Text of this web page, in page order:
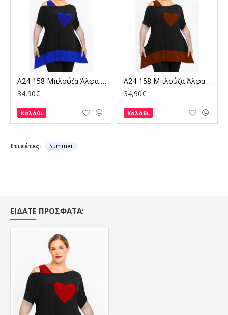
A24-158 Μπλούζα Άλφα με Καρδιά - Μπλε Ρουά
34,90€
Καλάθι
A24-158 Μπλούζα Άλφα με Καρδιά - Καφέ
34,90€
Καλάθι
Ετικέτες: Summer
ΕΙΔΑΤΕ ΠΡΟΣΦΑΤΑ: